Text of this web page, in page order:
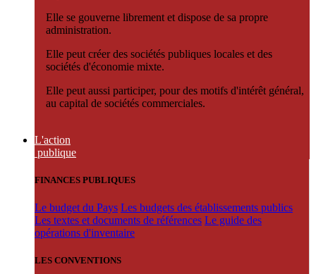
Elle se gouverne librement et dispose de sa propre
administration.
Elle peut créer des sociétés publiques locales et des
sociétés d'économie mixte.
Elle peut aussi participer, pour des motifs d'intérêt général,
au capital de sociétés commerciales.
L'action
publique
FINANCES PUBLIQUES
Le budget du Pays Les budgets des établissements publics
Les textes et documents de références Le guide des
opérations d'inventaire
LES CONVENTIONS